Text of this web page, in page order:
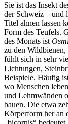
Sie ist das Insekt
der Schweiz – und
Titel ahnen lassen
Form des Teufels.
des Monats ist
zu den
fühlt sich in sehr
Lichtungen,
Beispiele. Häufig
wo Menschen
und Lehmwänden
bauen. Die etwa
Körperform her an